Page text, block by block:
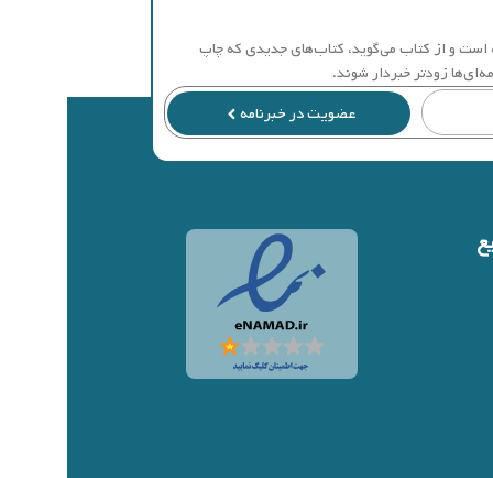
است و از کتاب می‌گوید، کتاب‌های جدیدی که چاپ
زودتر خبردار شوند.
عضویت در خبرنامه